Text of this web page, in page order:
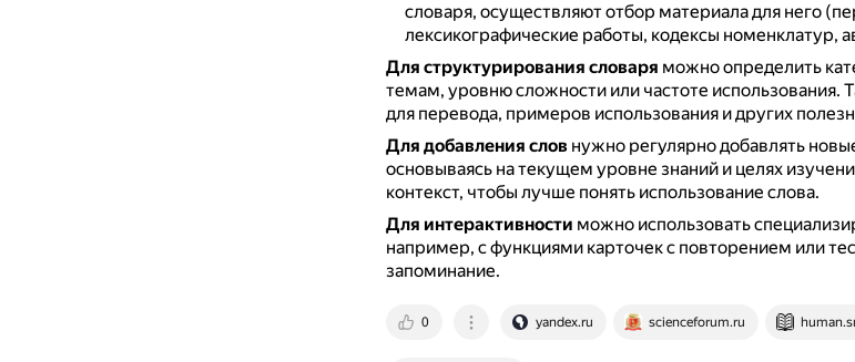
словаря, осуществляют отбор материала для него
лексикографические работы, кодексы номенклатур,
Для структурирования словаря можно определить
темам, уровню сложности или частоте использования.
для перевода, примеров использования и других
Для добавления словнужно регулярно добавлять
основываясь на текущем уровне знаний и целях
контекст, чтобы лучше понять использование слова.
Для интерактивности можно использовать
например, с функциями карточек с повторением или
запоминание.
0 yandex.ru scienceforum.ru